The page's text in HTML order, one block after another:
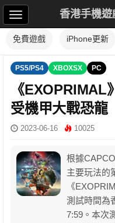
香港手機
免費遊戲 iPhone更新
PS5/PS4 XBOXSX PC
《
受機甲大戰恐龍
2023-06-16 10025
根據
主要玩法的
《
測試時間為
7:59。本次